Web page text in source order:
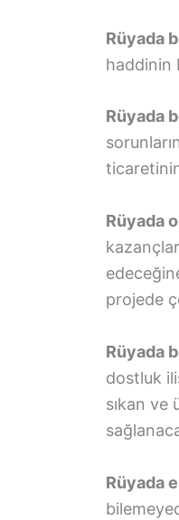
Rüyada
haddinin
Rüyada
Rüyada
projede
Rüyada
dostluk
sıkan ve
Rüyada